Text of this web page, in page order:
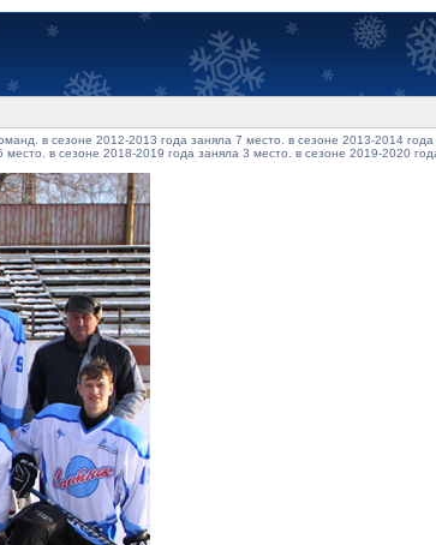
в сезоне 2012-2013 года заняла 7 место. в сезоне 2013-2014
в сезоне 2018-2019 года заняла 3 место. в сезоне 2019-2020